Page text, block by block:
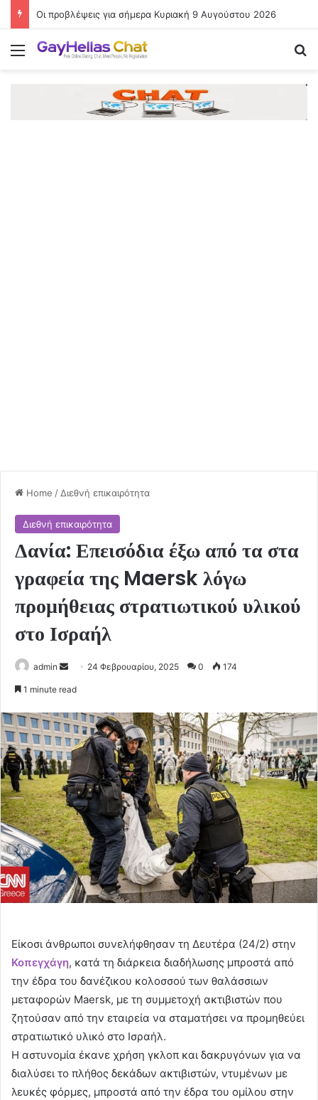
Οι προβλέψεις για σήμερα Κυριακή 9 Αυγούστου 2026
Menu
Home / Διεθνή επικαιρότητα
Διεθνή επικαιρότητα
Δανία: Επεισόδια έξω από τα στα
γραφεία της Maersk λόγω
προμήθειας στρατιωτικού υλικού
στο Ισραήλ
admin
Send 24 Φεβρουαρίου, 2025 0 174
1 minute read
Είκοσι άνθρωποι συνελήφθησαν τη Δευτέρα (24/2) στην
Κοπεγχάγη, κατά τη διάρκεια διαδήλωσης μπροστά από
την έδρα του δανέζικου κολοσσού των θαλάσσιων
μεταφορών Maersk, με τη συμμετοχή ακτιβιστών που
ζητούσαν από την εταιρεία να σταματήσει να προμηθεύει
στρατιωτικό υλικό στο Ισραήλ.
Η αστυνομία έκανε χρήση γκλοπ και δακρυγόνων για να
διαλύσει το πλήθος δεκάδων ακτιβιστών, ντυμένων με
λευκές φόρμες, μπροστά από την έδρα του ομίλου στην